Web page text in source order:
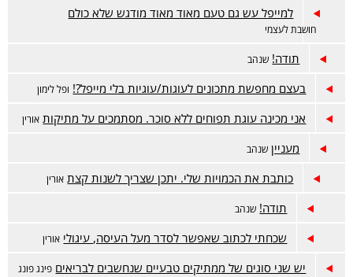
למייפל עש גם טעם מאוד מאוד מודגש שלא כולם
חושבת לעצמי
תודה! שנהב
בעצם מחפשת מתכונים לעוגות/עוגיות בלי מייפל?! ופל לימון
אני מכינה עוגת תפוחים ללא סוכר. מסתמכים על מתיקות אורין
מעניין שנהב
כותבת את הכמויות שלי. יתכן שצריך לשנות קצת אורין
תודה! שנהב
שכחתי לכתוב שאפשר לסדר מעל העיסה, עיגולי אורין
יש שני סוגים של ממתיקים טבעיים שנחשבים לבריאים פינג פונג